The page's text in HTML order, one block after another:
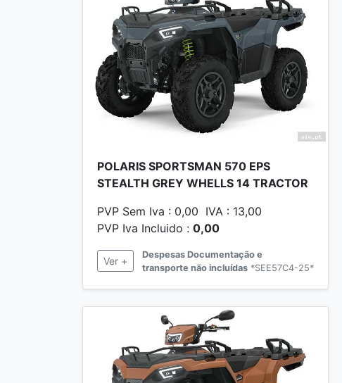
POLARIS SPORTSMAN 570 EPS
STEALTH GREY WHELLS 14 TRACTOR
PVP Sem Iva : 0,00 IVA : 13,00
PVP Iva Incluido : 0,00
Ver +
Despesas Documentação e
transporte não incluídas *SEE57C4-25*